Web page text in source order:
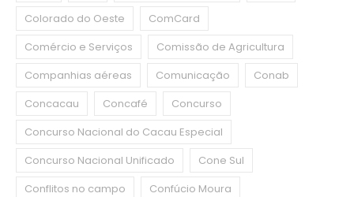
Colorado do Oeste
ComCard
Comércio e Serviços
Comissão de Agricultura
Companhias aéreas
Comunicação
Conab
Concacau
Concafé
Concurso
Concurso Nacional do Cacau Especial
Concurso Nacional Unificado
Cone Sul
Conflitos no campo
Confúcio Moura